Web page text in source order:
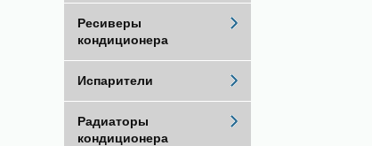
Ресиверы
кондиционера
Испарители
Радиаторы
кондиционера